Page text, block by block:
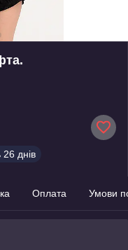
26 днів
Оплата Умови